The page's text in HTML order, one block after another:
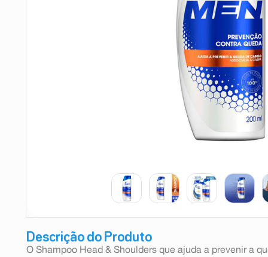
Descrição do Produto
O Shampoo Head & Shoulders que ajuda a prevenir a
teste gravidez
esmalte